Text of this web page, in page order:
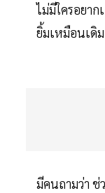
ไม่มีใครอยา
ยิ้มเหมือนเดิม
มีคนถามว่า